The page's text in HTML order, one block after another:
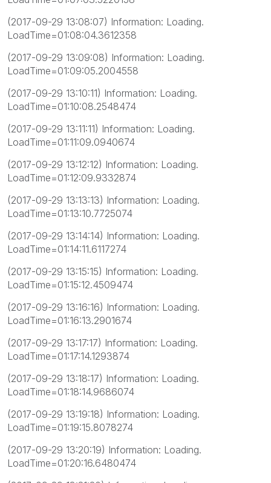
(2017-09-29 13:08:07) Information: Loading.
LoadTime=01:08:04.3612358
(2017-09-29 13:09:08) Information: Loading.
LoadTime=01:09:05.2004558
(2017-09-29 13:10:11) Information: Loading.
LoadTime=01:10:08.2548474
(2017-09-29 13:11:11) Information: Loading.
LoadTime=01:11:09.0940674
(2017-09-29 13:12:12) Information: Loading.
LoadTime=01:12:09.9332874
(2017-09-29 13:13:13) Information: Loading.
LoadTime=01:13:10.7725074
(2017-09-29 13:14:14) Information: Loading.
LoadTime=01:14:11.6117274
(2017-09-29 13:15:15) Information: Loading.
LoadTime=01:15:12.4509474
(2017-09-29 13:16:16) Information: Loading.
LoadTime=01:16:13.2901674
(2017-09-29 13:17:17) Information: Loading.
LoadTime=01:17:14.1293874
(2017-09-29 13:18:17) Information: Loading.
LoadTime=01:18:14.9686074
(2017-09-29 13:19:18) Information: Loading.
LoadTime=01:19:15.8078274
(2017-09-29 13:20:19) Information: Loading.
LoadTime=01:20:16.6480474